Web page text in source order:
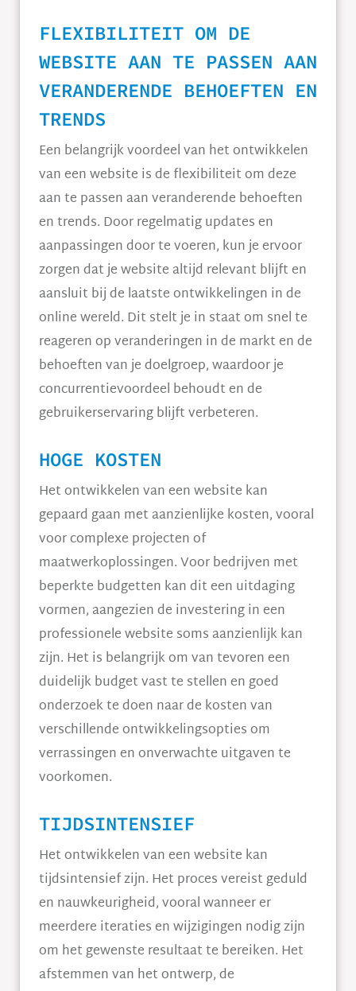
FLEXIBILITEIT OM DE
WEBSITE AAN TE PASSEN AAN
VERANDERENDE BEHOEFTEN EN
TRENDS
Een belangrijk voordeel van het ontwikkelen
van een website is de flexibiliteit om deze
aan te passen aan veranderende behoeften
en trends. Door regelmatig updates en
aanpassingen door te voeren, kun je ervoor
zorgen dat je website altijd relevant blijft en
aansluit bij de laatste ontwikkelingen in de
online wereld. Dit stelt je in staat om snel te
reageren op veranderingen in de markt en de
behoeften van je doelgroep, waardoor je
concurrentievoordeel behoudt en de
gebruikerservaring blijft verbeteren.
HOGE KOSTEN
Het ontwikkelen van een website kan
gepaard gaan met aanzienlijke kosten, vooral
voor complexe projecten of
maatwerkoplossingen. Voor bedrijven met
beperkte budgetten kan dit een uitdaging
vormen, aangezien de investering in een
professionele website soms aanzienlijk kan
zijn. Het is belangrijk om van tevoren een
duidelijk budget vast te stellen en goed
onderzoek te doen naar de kosten van
verschillende ontwikkelingsopties om
verrassingen en onverwachte uitgaven te
voorkomen.
TIJDSINTENSIEF
Het ontwikkelen van een website kan
tijdsintensief zijn. Het proces vereist geduld
en nauwkeurigheid, vooral wanneer er
meerdere iteraties en wijzigingen nodig zijn
om het gewenste resultaat te bereiken. Het
afstemmen van het ontwerp, de